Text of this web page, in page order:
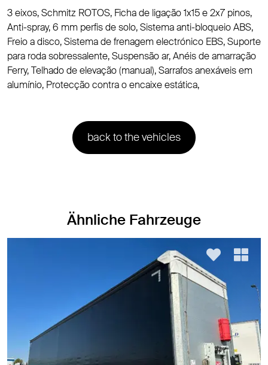
3 eixos, Schmitz ROTOS, Ficha de ligação 1x15 e 2x7 pinos,
Anti-spray, 6 mm perfis de solo, Sistema anti-bloqueio ABS,
Freio a disco, Sistema de frenagem electrónico EBS, Suporte
para roda sobressalente, Suspensão ar, Anéis de amarração
Ferry, Telhado de elevação (manual), Sarrafos anexáveis em
alumínio, Protecção contra o encaixe estática,
back to the vehicles
Ähnliche Fahrzeuge